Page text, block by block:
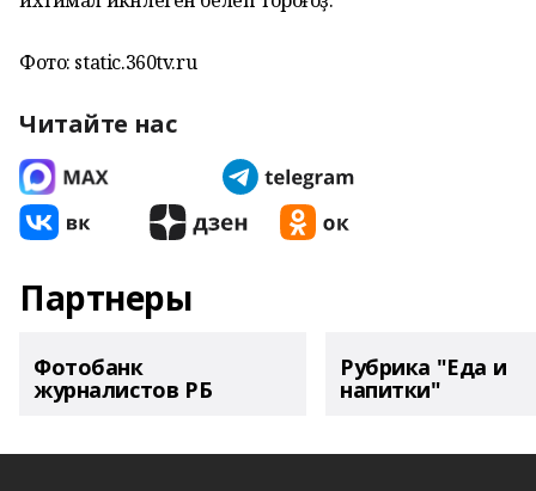
Фото: static.360tv.ru
Читайте нас
Партнеры
Фотобанк
журналистов РБ
Рубрика "Еда и
напитки"